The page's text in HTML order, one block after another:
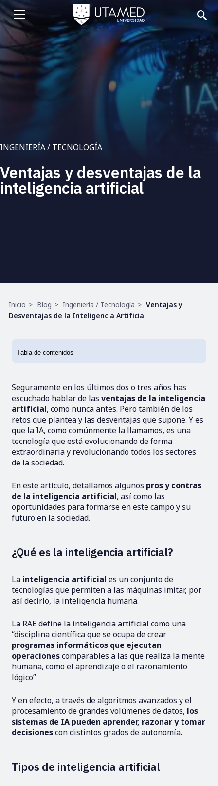
Pasar
al
contenido
principal
Abrir
menu
INGENIERÍA / TECNOLOGÍA
Ventajas y desventajas de la
inteligencia artificial
Ruta
de
Inicio Blog Ingeniería / Tecnología
Ventajas y
Desventajas de la Inteligencia Artificial
Seguramente en los últimos dos o tres años has
escuchado hablar de las ventajas de la inteligencia
artificial, como nunca antes. Pero también de los
retos que plantea y las desventajas que supone. Y es
que la IA, como comúnmente la llamamos, es una
tecnología que está evolucionando de forma
extraordinaria y revolucionando todos los sectores
de la sociedad.
En este artículo, detallamos algunos pros y contras
de la inteligencia artificial, así como las
oportunidades para formarse en este campo y su
futuro en la sociedad.
¿Qué es la inteligencia artificial?
La inteligencia artificial es un conjunto de
tecnologías que permiten a las máquinas imitar, por
así decirlo, la inteligencia humana.
La RAE define la inteligencia artificial como una
“disciplina científica que se ocupa de crear
programas informáticos que ejecutan
operacionescomparables a las que realiza la mente
humana, como el aprendizaje o el razonamiento
lógico”
Y en efecto, a través de algoritmos avanzados y el
procesamiento de grandes volúmenes de datos, los
sistemas de IA pueden aprender, razonar y tomar
decisionescon distintos grados de autonomía.
Tipos de inteligencia artificial